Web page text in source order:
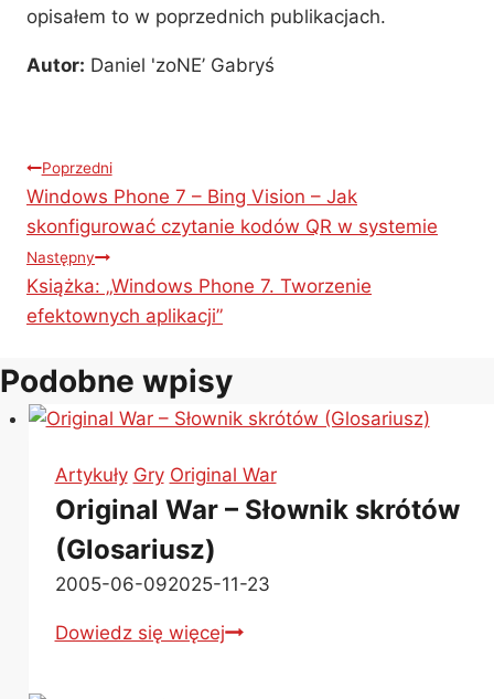
opisałem to w poprzednich publikacjach.
Autor: Daniel 'zoNE’ Gabryś
Nawigacja
wpisu
Poprzedni
Windows Phone 7 – Bing Vision – Jak
skonfigurować czytanie kodów QR w systemie
Następny
Książka: „Windows Phone 7. Tworzenie
efektownych aplikacji”
Podobne wpisy
Artykuły Gry Original War
Original War – Słownik skrótów
(Glosariusz)
2005-06-092025-11-23
Dowiedz się więcejOriginal